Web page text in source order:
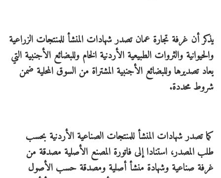
يذكر أن غرفة تجارة عمان تصدر شهادات المنشأ للمنتجات الزراعية
والحيوانية والثروات الطبيعية الأردنية الخام وللبضائع الأجنبية التي
يعاد تصديرها وللبضائع الأجنبية المشتراة من السوق المحلية ضمن
شروط محددة.
كما تصدر شهادات المنشأ للمنتجات الصناعية الأردنية بحسب
طلب المصدر، استنادا إلى فاتورة المصنع الأصلية مصدقة من
غرفة صناعية وشهادة منشأ أصلية ومصدقة حسب الأصول